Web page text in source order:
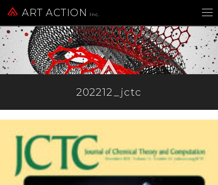
ART ACTION Inc.
202212_jctc